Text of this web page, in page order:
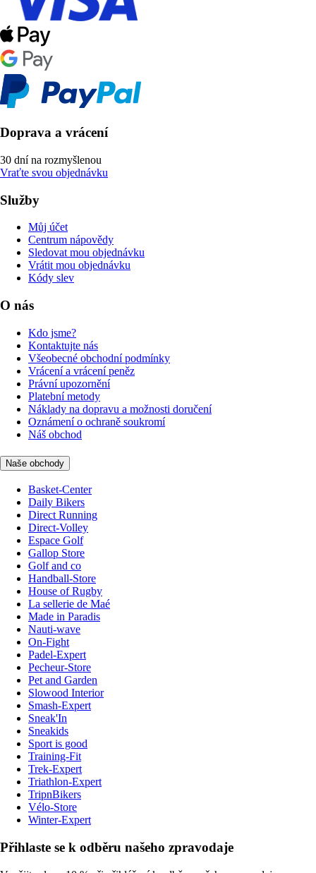
Doprava a vrácení
30 dní na rozmyšlenou
Vraťte svou objednávku
Služby
Můj účet
Centrum nápovědy
Sledovat mou objednávku
Vrátit mou objednávku
Kódy slev
O nás
Kdo jsme?
Kontaktujte nás
Všeobecné obchodní podmínky
Vrácení a vrácení peněz
Právní upozornění
Platební metody
Náklady na dopravu a možnosti doručení
Oznámení o ochraně soukromí
Náš obchod
Naše obchody
Basket-Center
Daily Bikers
Direct Running
Direct-Volley
Espace Golf
Gallop Store
Golf and co
Handball-Store
House of Rugby
La sellerie de Maé
Made in Paradis
Nauti-wave
On-Fight
Padel-Expert
Pecheur-Store
Pet and Garden
Slowood Interior
Smash-Expert
Sneak'In
Sneakids
Sport is good
Training-Fit
Trek-Expert
Triathlon-Expert
TripnBikers
Vélo-Store
Winter-Expert
Přihlaste se k odběru našeho zpravodaje